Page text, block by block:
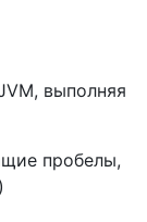
выполняя
пробелы,